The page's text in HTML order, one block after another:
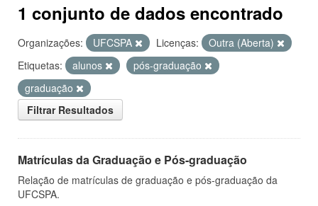
1 conjunto de dados encontrado
Organizações: UFCSPA Licenças:
Outra (Aberta)
Etiquetas:
alunos
pós-graduação
graduação
Filtrar Resultados
Matrículas da Graduação e Pós-graduação
Relação de matrículas de graduação e pós-graduação da
UFCSPA.